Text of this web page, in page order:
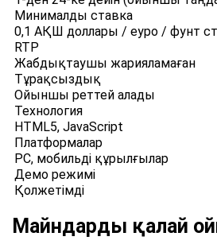
Минималды ставка
0,1 АҚШ доллары / еуро / фунт
RTP
Жабдықтаушы жарияламаған
Тұрақсыздық
Ойыншы реттей алады
Технология
HTML5, JavaScript
Платформалар
PC, мобильді құрылғылар
Демо режимі
Қолжетімді
Майндарды қалай